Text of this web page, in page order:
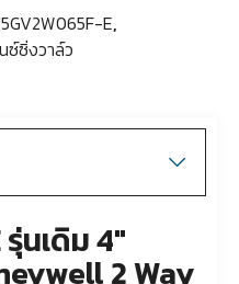
E,
ซ์ซิ่งวาล์ว
นเดิม 4″
2 Way